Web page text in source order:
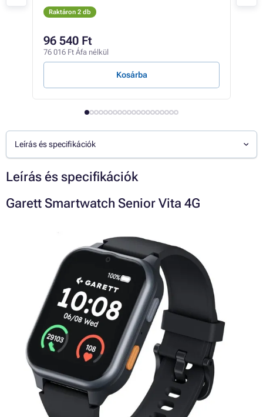
Raktáron 2 db
96 540 Ft
76 016 Ft Áfa nélkül
Kosárba
Leírás és specifikációk
Leírás és specifikációk
Garett Smartwatch Senior Vita 4G